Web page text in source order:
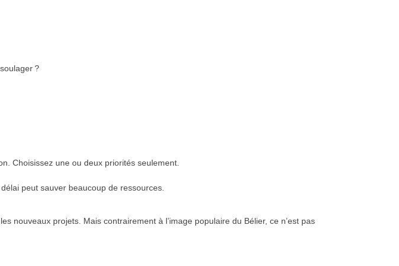
?
Choisissez une ou deux priorités seulement.
peut sauver beaucoup de ressources.
nouveaux projets. Mais contrairement à l’image populaire du Bélier, ce n’est pas